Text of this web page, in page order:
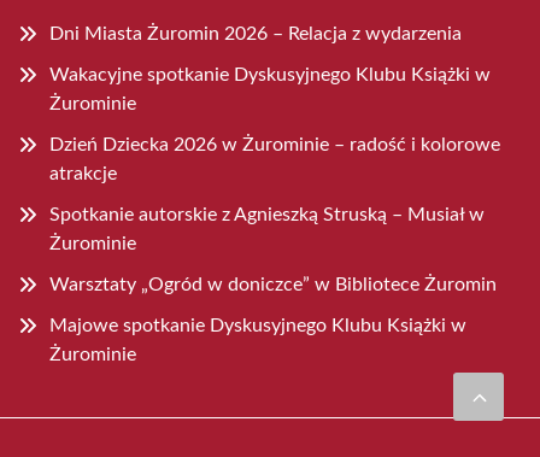
Dni Miasta Żuromin 2026 – Relacja z wydarzenia
Wakacyjne spotkanie Dyskusyjnego Klubu Książki w
Żurominie
Dzień Dziecka 2026 w Żurominie – radość i kolorowe
atrakcje
Spotkanie autorskie z Agnieszką Struską – Musiał w
Żurominie
Warsztaty „Ogród w doniczce” w Bibliotece Żuromin
Majowe spotkanie Dyskusyjnego Klubu Książki w
Żurominie